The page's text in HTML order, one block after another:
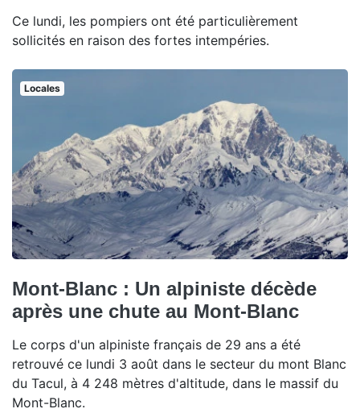
Ce lundi, les pompiers ont été particulièrement
sollicités en raison des fortes intempéries.
Locales
Mont-Blanc : Un alpiniste décède
après une chute au Mont-Blanc
Le corps d'un alpiniste français de 29 ans a été
retrouvé ce lundi 3 août dans le secteur du mont Blanc
du Tacul, à 4 248 mètres d'altitude, dans le massif du
Mont-Blanc.